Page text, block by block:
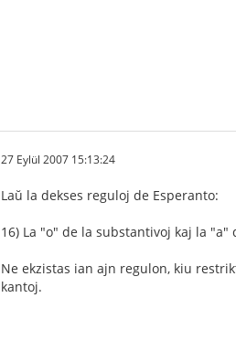
27 Eylül 2007 15:13:24
Laŭ la dekses reguloj de Esperanto:
16) La "o" de la substantivoj kaj la
Ne ekzistas ian ajn regulon, kiu
kantoj.